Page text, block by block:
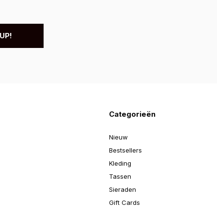
Categorieën
Nieuw
Bestsellers
Kleding
Tassen
Sieraden
Gift Cards